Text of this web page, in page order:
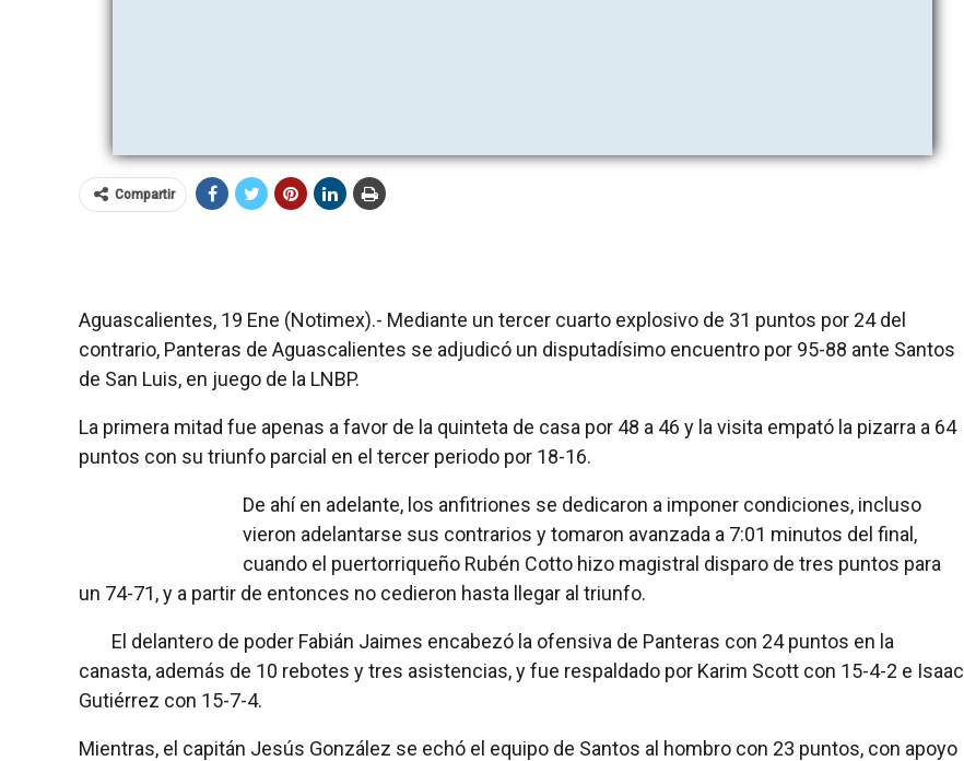
Compartir
Aguascalientes, 19 Ene (Notimex).- Mediante un tercer cuarto explosivo de 31 puntos por 24 del
contrario, Panteras de Aguascalientes se adjudicó un disputadísimo encuentro por 95-88 ante Santos
de San Luis, en juego de la LNBP.
La primera mitad fue apenas a favor de la quinteta de casa por 48 a 46 y la visita empató la pizarra a 64
puntos con su triunfo parcial en el tercer periodo por 18-16.
De ahí en adelante, los anfitriones se dedicaron a imponer condiciones, incluso
vieron adelantarse sus contrarios y tomaron avanzada a 7:01 minutos del final,
cuando el puertorriqueño Rubén Cotto hizo magistral disparo de tres puntos para
un 74-71, y a partir de entonces no cedieron hasta llegar al triunfo.
El delantero de poder Fabián Jaimes encabezó la ofensiva de Panteras con 24 puntos en la
canasta, además de 10 rebotes y tres asistencias, y fue respaldado por Karim Scott con 15-4-2 e Isaac
Gutiérrez con 15-7-4.
Mientras, el capitán Jesús González se echó el equipo de Santos al hombro con 23 puntos, con apoyo